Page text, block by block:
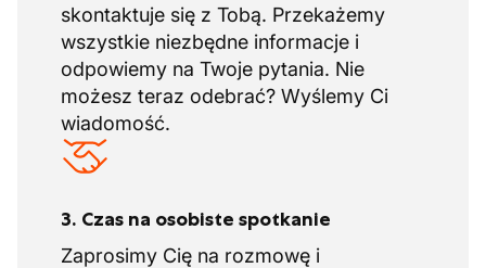
skontaktuje się z Tobą. Przekażemy
wszystkie niezbędne informacje i
odpowiemy na Twoje pytania. Nie
możesz teraz odebrać? Wyślemy Ci
wiadomość.
3. Czas na osobiste spotkanie
Zaprosimy Cię na rozmowę i